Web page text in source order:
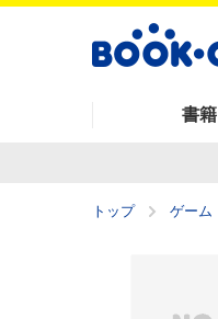
書籍
トップ ゲーム